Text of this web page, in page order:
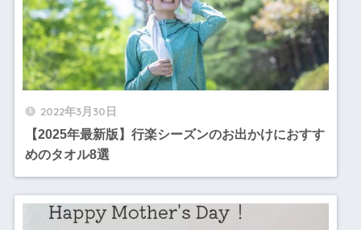
2022年3月30日
【2025年最新版】行楽シーズンのお出かけにおすす
めのタオル8選